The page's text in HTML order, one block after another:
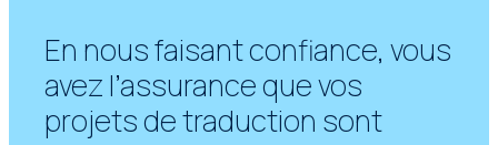
En nous faisant confiance, vous
avez l’assurance que vos
projets de traduction sont